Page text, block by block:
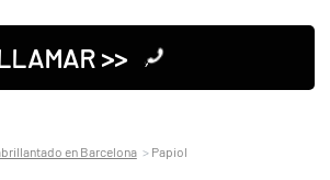
>>
en Barcelona Papiol